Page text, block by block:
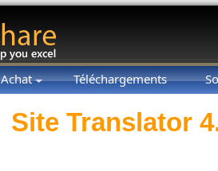
Achat Téléchargements
Site Translator